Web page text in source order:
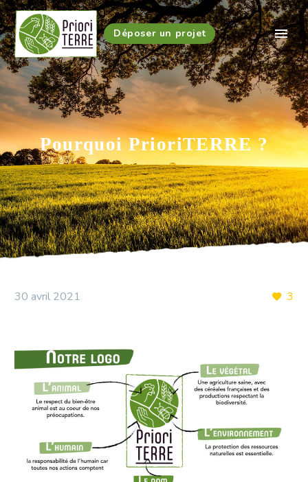
Déposer un projet
Pourquoi PrioriTERRE ?
3
30 avril 2021